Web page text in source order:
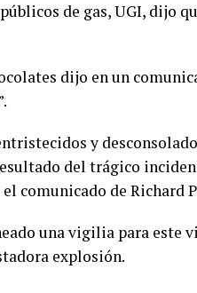
de gas, UGI, dijo
dijo en un
y
del trágico
comunicado de Richard
una vigilia para este
explosión.